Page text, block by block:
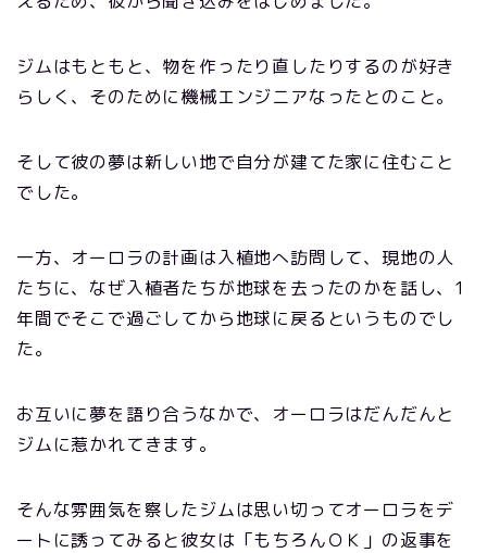
ジムはもともと、物を作ったり直したりするのが好き
らしく、そのために機械エンジニアなったとのこと。
そして彼の夢は新しい地で自分が建てた家に住むこと
でした。
一方、オーロラの計画は入植地へ訪問して、現地の人
たちに、なぜ入植者たちが地球を去ったのかを話し、1
年間でそこで過ごしてから地球に戻るというものでし
た。
お互いに夢を語り合うなかで、オーロラはだんだんと
ジムに惹かれてきます。
そんな雰囲気を察したジムは思い切ってオーロラをデ
ートに誘ってみると彼女は「もちろんＯＫ」の返事を